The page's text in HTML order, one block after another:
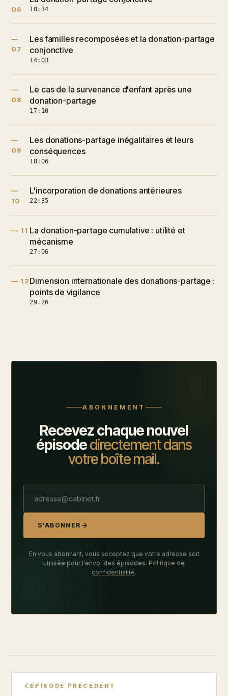
06
10:34
—
07
Les familles recomposées et la donation-partage
conjonctive
14:03
—
08
Le cas de la survenance d'enfant après une
donation-partage
17:10
—
09
Les donations-partage inégalitaires et leurs
conséquences
18:06
—
10
L'incorporation de donations antérieures
22:35
— 11 La donation-partage cumulative : utilité et
mécanisme
27:06
— 12Dimension internationale des donations-partage :
points de vigilance
29:26
ABONNEMENT
Recevez chaque nouvel
épisodedirectement dans
votre boîte mail.
S'ABONNER
En vous abonnant, vous acceptez que votre adresse soit
utilisée pour l'envoi des épisodes. Politique de
confidentialité.
ÉPISODE PRÉCÉDENT